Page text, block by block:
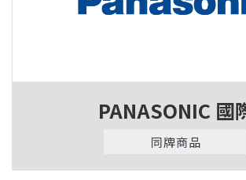
PANASONIC 國
同牌商品